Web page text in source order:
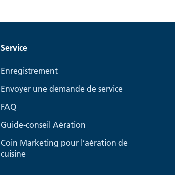
Service
Enregistrement
Envoyer une demande de service
FAQ
Guide-conseil Aération
Coin Marketing pour l’aération de
cuisine